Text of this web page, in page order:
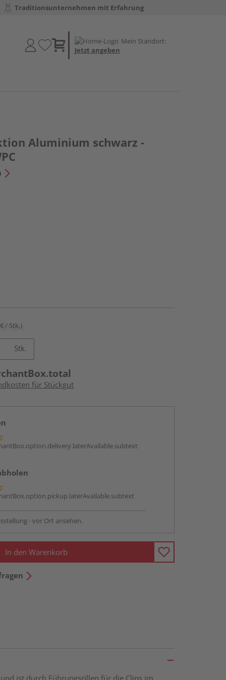
Traditionsunternehmen mit Erfahrung
Mein Standort:
Jetzt angeben
Aluminium schwarz -
/ Stk.)
Stk.
für Stückgut
- vor Ort ansehen.
In den Warenkorb
ist durch Führungsrillen für die Clips im